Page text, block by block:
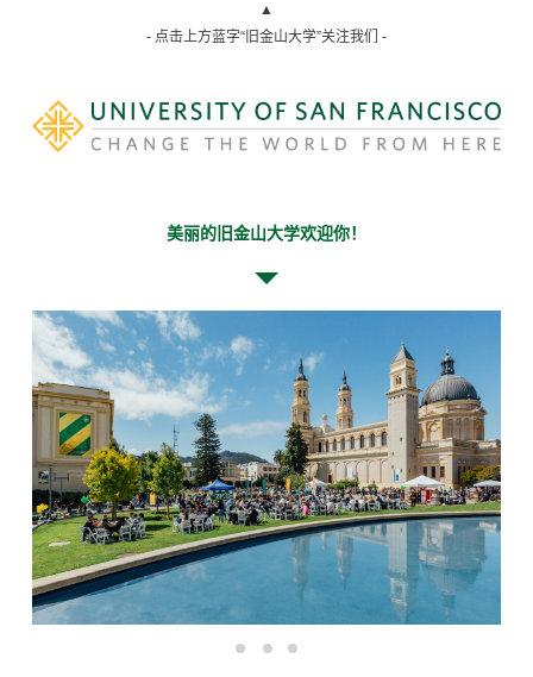
▲
- 点击上方蓝字“旧金山大学”关注我们 -
美丽的旧金山大学欢迎你！